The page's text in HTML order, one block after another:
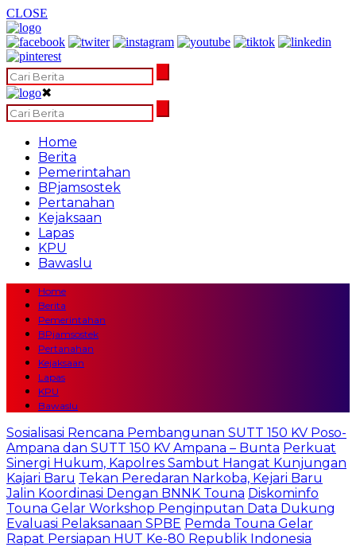
CLOSE
✖
Home
Berita
Pemerintahan
BPjamsostek
Pertanahan
Kejaksaan
Lapas
KPU
Bawaslu
Home
Berita
Pemerintahan
BPjamsostek
Pertanahan
Kejaksaan
Lapas
KPU
Bawaslu
Sosialisasi Rencana Pembangunan SUTT 150 KV Poso-
Ampana dan SUTT 150 KV Ampana – Bunta Perkuat
Sinergi Hukum, Kapolres Sambut Hangat Kunjungan
Kajari Baru Tekan Peredaran Narkoba, Kejari Baru
Jalin Koordinasi Dengan BNNK Touna Diskominfo
Touna Gelar Workshop Penginputan Data Dukung
Evaluasi Pelaksanaan SPBE Pemda Touna Gelar
Rapat Persiapan HUT Ke-80 Republik Indonesia